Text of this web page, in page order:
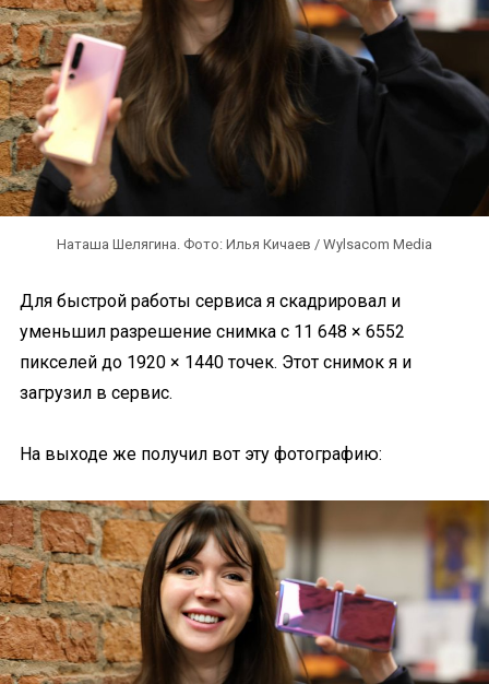
Наташа Шелягина. Фото: Илья Кичаев / Wylsacom Media
Для быстрой работы сервиса я скадрировал и
уменьшил разрешение снимка с 11 648 × 6552
пикселей до 1920 × 1440 точек. Этот снимок я и
загрузил в сервис.
На выходе же получил вот эту фотографию: